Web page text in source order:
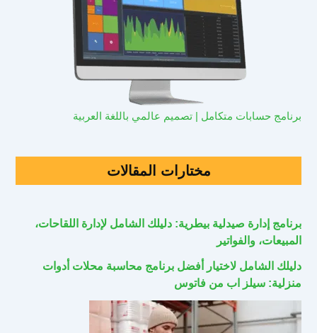
برنامج حسابات متكامل | تصميم عالمي باللغة العربية
مختارات المقالات
برنامج إدارة صيدلية بيطرية: دليلك الشامل لإدارة اللقاحات،
المبيعات، والفواتير
دليلك الشامل لاختيار أفضل برنامج محاسبة محلات أدوات
منزلية: سيلز اب من فاتوس